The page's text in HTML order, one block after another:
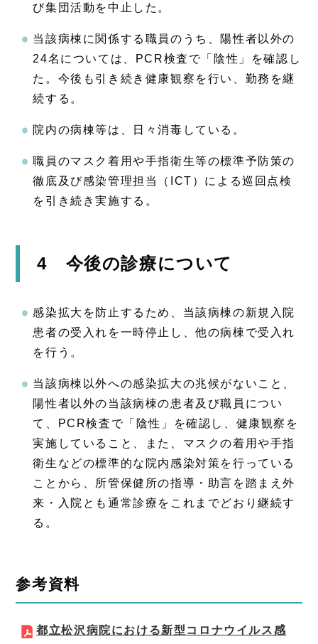
び集団活動を中止した。
当該病棟に関係する職員のうち、陽性者以外の
24名については、PCR検査で「陰性」を確認し
た。今後も引き続き健康観察を行い、勤務を継
続する。
院内の病棟等は、日々消毒している。
職員のマスク着用や手指衛生等の標準予防策の
徹底及び感染管理担当（ICT）による巡回点検
を引き続き実施する。
4 今後の診療について
感染拡大を防止するため、当該病棟の新規入院
患者の受入れを一時停止し、他の病棟で受入れ
を行う。
当該病棟以外への感染拡大の兆候がないこと、
陽性者以外の当該病棟の患者及び職員につい
て、PCR検査で「陰性」を確認し、健康観察を
実施していること、また、マスクの着用や手指
衛生などの標準的な院内感染対策を行っている
ことから、所管保健所の指導・助言を踏まえ外
来・入院とも通常診療をこれまでどおり継続す
る。
参考資料
都立松沢病院における新型コロナウイルス感